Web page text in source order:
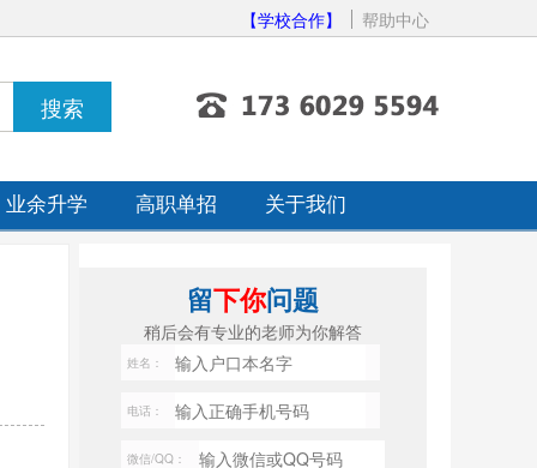
【学校合作】 帮助中心
业余升学 高职单招 关于我们
留下你问题
稍后会有专业的老师为你解答
姓名：
电话：
微信/QQ：